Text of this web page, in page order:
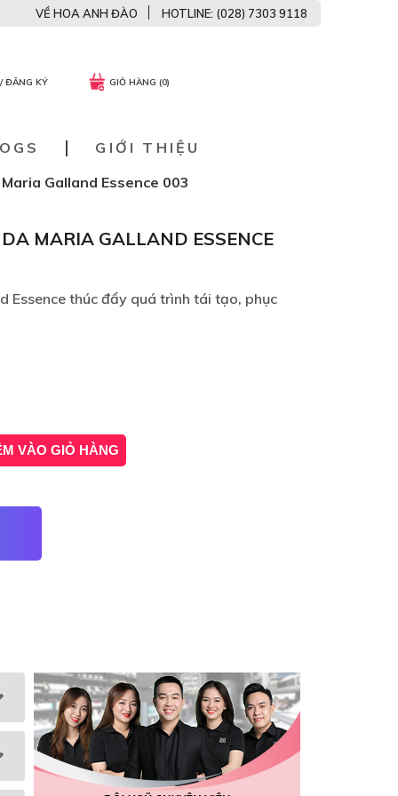
ĐĂNG KÝ GIỎ HÀNG (0)
VỀ HOA ANH ĐÀO HOTLINE: (028) 7303 9118
GIỚI THIỆU
Galland Essence 003
MARIA GALLAND ESSENCE
Essence thúc đẩy quá trình tái tạo, phục
VÀO GIỎ HÀNG